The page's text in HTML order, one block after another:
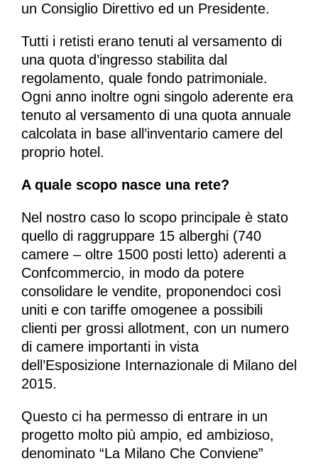
un Consiglio Direttivo ed un Presidente.
Tutti i retisti erano tenuti al versamento di
una quota d’ingresso stabilita dal
regolamento, quale fondo patrimoniale.
Ogni anno inoltre ogni singolo aderente era
tenuto al versamento di una quota annuale
calcolata in base all’inventario camere del
proprio hotel.
A quale scopo nasce una rete?
Nel nostro caso lo scopo principale è stato
quello di raggruppare 15 alberghi (740
camere – oltre 1500 posti letto) aderenti a
Confcommercio, in modo da potere
consolidare le vendite, proponendoci così
uniti e con tariffe omogenee a possibili
clienti per grossi allotment, con un numero
di camere importanti in vista
dell’Esposizione Internazionale di Milano del
2015.
Questo ci ha permesso di entrare in un
progetto molto più ampio, ed ambizioso,
denominato “La Milano Che Conviene”